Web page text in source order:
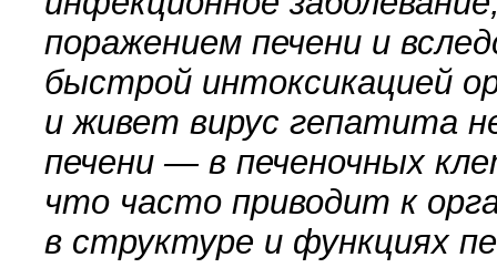
поражением печени и
быстрой интоксикацией
и живет вирус гепатита
печени — в печеночных
что часто приводит к
в структуре и функциях